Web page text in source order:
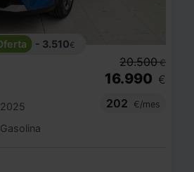
- 3.510€
2025
Gasolina
20.500 €
16.990 €
202
€/mes